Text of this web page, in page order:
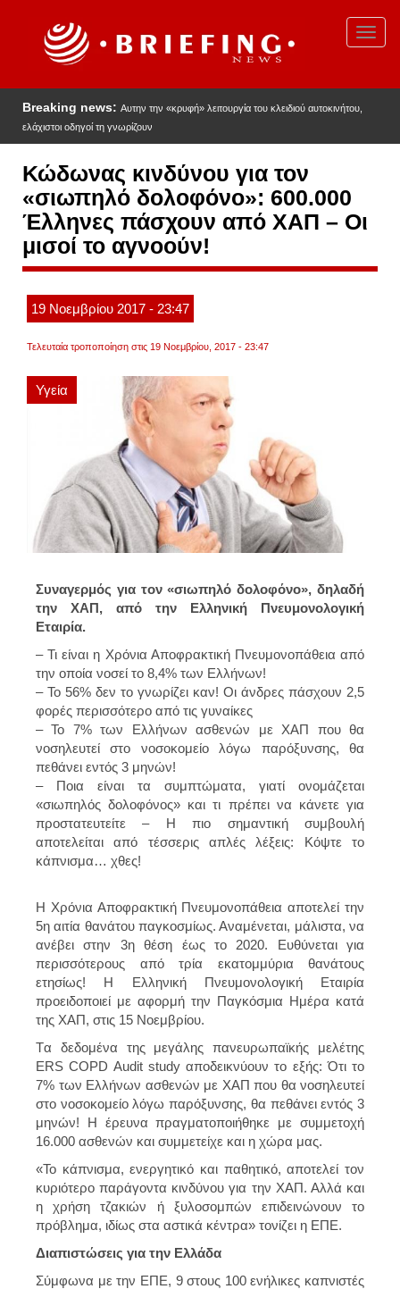
Breaking news: Αυτην την «κρυφή» λειτουργία του κλειδιού αυτοκινήτου,
ελάχιστοι οδηγοί τη γνωρίζουν
Κώδωνας κινδύνου για τον
«σιωπηλό δολοφόνο»: 600.000
Έλληνες πάσχουν από ΧΑΠ – Οι
μισοί το αγνοούν!
19 Νοεμβρίου 2017 - 23:47
Τελευταία τροποποίηση στις 19 Νοεμβρίου, 2017 - 23:47
Υγεία
Συναγερμός για τον «σιωπηλό δολοφόνο», δηλαδή
την ΧΑΠ, από την Ελληνική Πνευμονολογική
Εταιρία.
– Τι είναι η Χρόνια Αποφρακτική Πνευμονοπάθεια από
την οποία νοσεί το 8,4% των Ελλήνων!
– Το 56% δεν το γνωρίζει καν! Οι άνδρες πάσχουν 2,5
φορές περισσότερο από τις γυναίκες
– Το 7% των Ελλήνων ασθενών με ΧΑΠ που θα
νοσηλευτεί στο νοσοκομείο λόγω παρόξυνσης, θα
πεθάνει εντός 3 μηνών!
– Ποια είναι τα συμπτώματα, γιατί ονομάζεται
«σιωπηλός δολοφόνος» και τι πρέπει να κάνετε για
προστατευτείτε – Η πιο σημαντική συμβουλή
αποτελείται από τέσσερις απλές λέξεις: Κόψτε το
κάπνισμα… χθες!
Η Χρόνια Αποφρακτική Πνευμονοπάθεια αποτελεί την
5η αιτία θανάτου παγκοσμίως. Αναμένεται, μάλιστα, να
ανέβει στην 3η θέση έως το 2020. Ευθύνεται για
περισσότερους από τρία εκατομμύρια θανάτους
ετησίως! Η Ελληνική Πνευμονολογική Εταιρία
προειδοποιεί με αφορμή την Παγκόσμια Ημέρα κατά
της ΧΑΠ, στις 15 Νοεμβρίου.
Tα δεδομένα της μεγάλης πανευρωπαϊκής μελέτης
ERS COPD Audit study αποδεικνύουν το εξής: Ότι το
7% των Ελλήνων ασθενών με ΧΑΠ που θα νοσηλευτεί
στο νοσοκομείο λόγω παρόξυνσης, θα πεθάνει εντός 3
μηνών! Η έρευνα πραγματοποιήθηκε με συμμετοχή
16.000 ασθενών και συμμετείχε και η χώρα μας.
«Το κάπνισμα, ενεργητικό και παθητικό, αποτελεί τον
κυριότερο παράγοντα κινδύνου για την ΧΑΠ. Αλλά και
η χρήση τζακιών ή ξυλοσομπών επιδεινώνουν το
πρόβλημα, ιδίως στα αστικά κέντρα» τονίζει η ΕΠΕ.
Διαπιστώσεις για την Ελλάδα
Σύμφωνα με την ΕΠΕ, 9 στους 100 ενήλικες καπνιστές